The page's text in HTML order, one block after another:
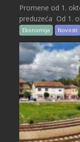
Promene od 1.
preduzeća Od 1.
Ekonomija Novosti